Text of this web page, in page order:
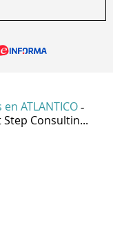
ATLANTICO -
Step Consultin...